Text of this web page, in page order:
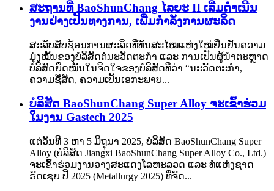
ສະຖານທີ່ BaoShunChang ໄລຍະ II ເລີ່ມດຳເນີນ
ງານຢ່າງເປັນທາງການ, ເພີ່ມກຳລັງການຜະລິດ
ສະລັບສັບຊ້ອນການຜະລິດທີ່ທັນສະໄໝແຫ່ງໃໝ່ຢືນຢັນຄວາມ
ມຸ່ງໝັ້ນຂອງບໍລິສັດຕໍ່ນະວັດຕະກໍາ ແລະ ການເປັນຜູ້ນໍາຕະຫຼາດ
ບໍລິສັດຍຶດໝັ້ນໃນຈິດໃຈຂອງບໍລິສັດທີ່ວ່າ “ນະວັດຕະກໍາ,
ຄວາມຊື່ສັດ, ຄວາມເປັນເອກະພາບ...
ບໍລິສັດ BaoShunChang Super Alloy ຈະເຂົ້າຮ່ວມ
ໃນງານ Gastech 2025
ແຕ່ວັນທີ 3 ຫາ 5 ມິຖຸນາ 2025, ບໍລິສັດ BaoShunChang Super
Alloy (ບໍລິສັດ Jiangxi BaoShunChang Super Alloy Co., Ltd.)
ຈະເຂົ້າຮ່ວມງານວາງສະແດງໂລຫະລວດ ແລະ ທໍ່ແຫ່ງຊາດ
ຣັດເຊຍ ປີ 2025 (Metallurgy 2025) ທີ່ຈັດ...